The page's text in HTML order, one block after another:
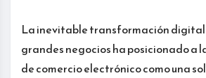
La inevitable transformación digital
grandes negocios ha posicionado a
de comercio electrónico como una